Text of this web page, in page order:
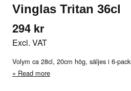
Vinglas Tritan 36cl
294 kr
Excl. VAT
Volym ca 28cl, 20cm hög, säljes i 6-pack
Read more